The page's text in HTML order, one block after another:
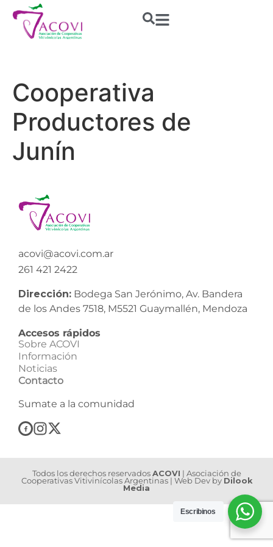
Cooperativa
Productores de
Junín
acovi@acovi.com.ar
261 421 2422
Dirección: Bodega San Jerónimo, Av. Bandera
de los Andes 7518, M5521 Guaymallén, Mendoza
Accesos rápidos
Sobre ACOVI
Información
Noticias
Contacto
Sumate a la comunidad
Todos los derechos reservados ACOVI | Asociación de
Cooperativas Vitivinícolas Argentinas | Web Dev by Dilook
Media
Escribinos